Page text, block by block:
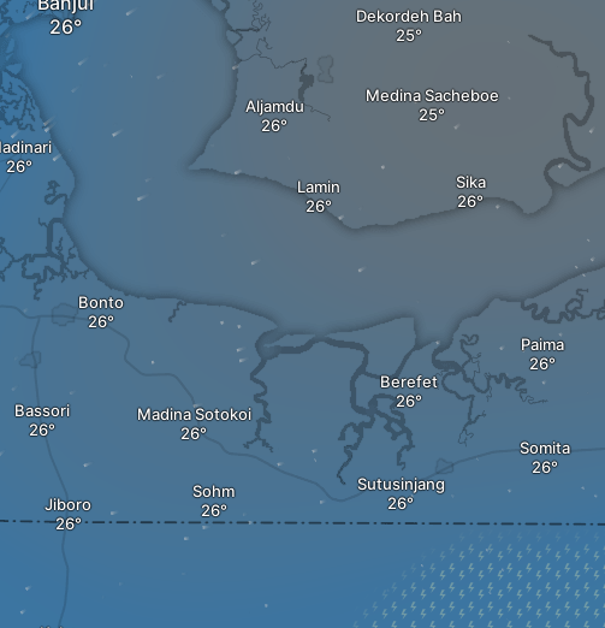
Bonto
Bassori
Jiboro
Lamin
Berefet
Aljamdu
Medina Sacheboe
Dekordeh Bah
Madina Sotokoi
Sohm Sutusinjang
Sika
Paima
Somita